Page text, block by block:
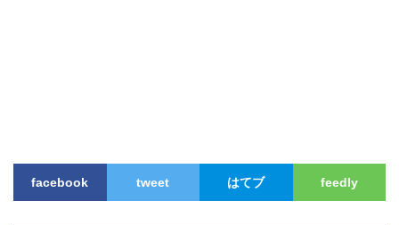
facebook tweet はてブ feedly